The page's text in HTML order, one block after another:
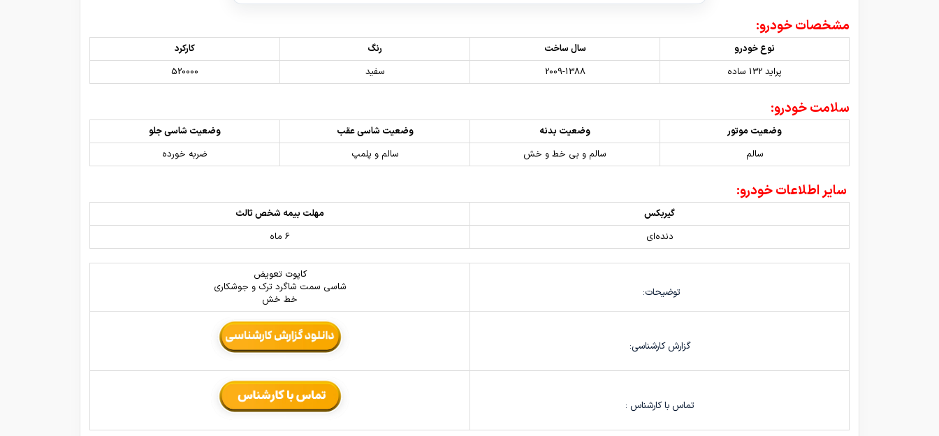
مشخصات خودرو:
نوع خودرو سال ساخت رنگ
کارکرد
پراید 132 ساده
2009-1388 سفید 520000
سلامت خودرو:
وضعیت موتور وضعیت بدنه وضعیت شاسی عقب
وضعیت شاسی جلو
سالم
سالم و بی خط و خش سالم و پلمپ ضربه خورده
سایر اطلاعات خودرو:
گیربکس
مهلت بیمه شخص ثالث
دنده‌ای
6 ماه
توضیحات:
کاپوت تعویض
شاسی سمت شاگرد ترک و جوشکاری
خط خش
گزارش کارشناسی:
تماس با کارشناس :